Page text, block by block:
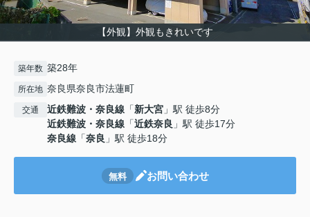
【外観】外観もきれいです
築年数 築28年
所在地 奈良県奈良市法蓮町
交通 近鉄難波・奈良線 「新大宮 」駅 徒歩8分
近鉄難波・奈良線 「近鉄奈良 」駅 徒歩17分
奈良線 「奈良 」駅 徒歩18分
無料 お問い合わせ